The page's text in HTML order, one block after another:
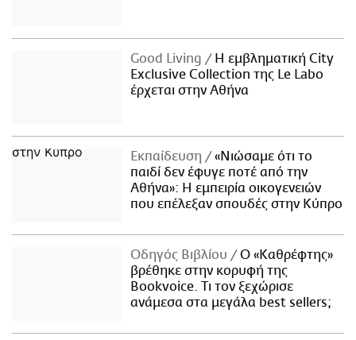
Good Living
Η εμβληματική City
Exclusive Collection της Le Labo
έρχεται στην Αθήνα
Εκπαίδευση
«Νιώσαμε ότι το
παιδί δεν έφυγε ποτέ από την
Αθήνα»: Η εμπειρία οικογενειών
που επέλεξαν σπουδές στην Κύπρο
Οδηγός Βιβλίου
Ο «Καθρέφτης»
βρέθηκε στην κορυφή της
Bookvoice. Τι τον ξεχώρισε
ανάμεσα στα μεγάλα best sellers;